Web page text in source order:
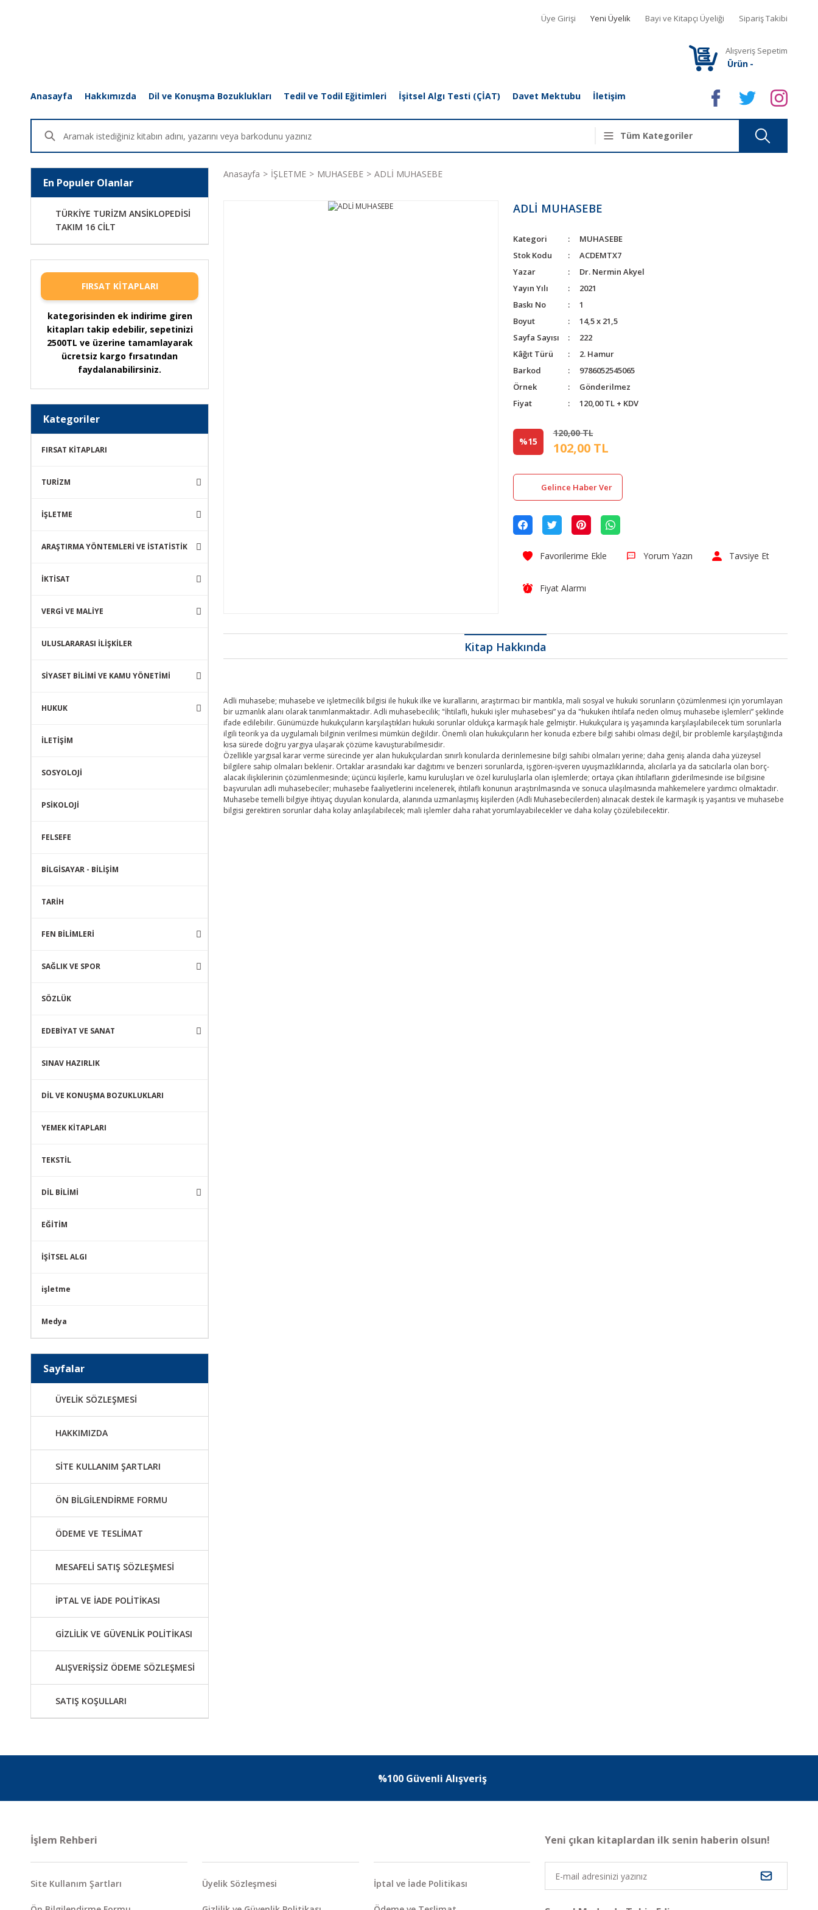
Üye Girişi Yeni Üyelik Bayi ve Kitapçı Üyeliği Sipariş Takibi
Alışveriş Sepetim
Ürün -
Anasayfa Hakkımızda Dil ve Konuşma Bozuklukları Tedil ve Todil Eğitimleri İşitsel Algı Testi (ÇİAT) Davet Mektubu İletişim
En Populer Olanlar
TÜRKİYE TURİZM ANSİKLOPEDİSİ
TAKIM 16 CİLT
FIRSAT KİTAPLARI
kategorisinden ek indirime giren
kitapları takip edebilir, sepetinizi
2500TL ve üzerine tamamlayarak
ücretsiz kargo fırsatından
faydalanabilirsiniz.
Kategoriler
FIRSAT KİTAPLARI
TURİZM
İŞLETME
ARAŞTIRMA YÖNTEMLERİ VE İSTATİSTİK
İKTİSAT
VERGİ VE MALİYE
ULUSLARARASI İLİŞKİLER
SİYASET BİLİMİ VE KAMU YÖNETİMİ
HUKUK
İLETİŞİM
SOSYOLOJİ
PSİKOLOJİ
FELSEFE
BİLGİSAYAR - BİLİŞİM
TARİH
FEN BİLİMLERİ
SAĞLIK VE SPOR
SÖZLÜK
EDEBİYAT VE SANAT
SINAV HAZIRLIK
DİL VE KONUŞMA BOZUKLUKLARI
YEMEK KİTAPLARI
TEKSTİL
DİL BİLİMİ
EĞİTİM
İŞİTSEL ALGI
işletme
Medya
Sayfalar
ÜYELİK SÖZLEŞMESİ
HAKKIMIZDA
SİTE KULLANIM ŞARTLARI
ÖN BİLGİLENDİRME FORMU
ÖDEME VE TESLİMAT
MESAFELİ SATIŞ SÖZLEŞMESİ
İPTAL VE İADE POLİTİKASI
GİZLİLİK VE GÜVENLİK POLİTİKASI
ALIŞVERİŞSİZ ÖDEME SÖZLEŞMESİ
SATIŞ KOŞULLARI
Anasayfa İŞLETME MUHASEBE ADLİ MUHASEBE
ADLİ MUHASEBE
Kategori
MUHASEBE
Stok Kodu
ACDEMTX7
Yazar
Dr. Nermin Akyel
Yayın Yılı
2021
Baskı No
1
Boyut
14,5 x 21,5
Sayfa Sayısı
222
Kâğıt Türü
2. Hamur
Barkod
9786052545065
Örnek
Gönderilmez
Fiyat
120,00 TL + KDV
%15
120,00 TL
102,00 TL
Gelince Haber Ver
Yorum Yazın Tavsiye Et
Fiyat Alarmı
Kitap Hakkında
Adli muhasebe; muhasebe ve işletmecilik bilgisi ile hukuk ilke ve kurallarını, araştırmacı bir mantıkla, mali sosyal ve hukuki sorunların çözümlenmesi için yorumlayan
bir uzmanlık alanı olarak tanımlanmaktadır. Adli muhasebecilik; "İhtilaflı, hukuki işler muhasebesi” ya da "hukuken ihtilafa neden olmuş muhasebe işlemleri” şeklinde
ifade edilebilir. Günümüzde hukukçuların karşılaştıkları hukuki sorunlar oldukça karmaşık hale gelmiştir. Hukukçulara iş yaşamında karşılaşılabilecek tüm sorunlarla
ilgili teorik ya da uygulamalı bilginin verilmesi mümkün değildir. Önemli olan hukukçuların her konuda ezbere bilgi sahibi olması değil, bir problemle karşılaştığında
kısa sürede doğru yargıya ulaşarak çözüme kavuşturabilmesidir.
Özellikle yargısal karar verme sürecinde yer alan hukukçulardan sınırlı konularda derinlemesine bilgi sahibi olmaları yerine; daha geniş alanda daha yüzeysel
bilgilere sahip olmaları beklenir. Ortaklar arasındaki kar dağıtımı ve benzeri sorunlarda, işgören-işveren uyuşmazlıklarında, alıcılarla ya da satıcılarla olan borç-
alacak ilişkilerinin çözümlenmesinde; üçüncü kişilerle, kamu kuruluşları ve özel kuruluşlarla olan işlemlerde; ortaya çıkan ihtilafların giderilmesinde ise bilgisine
başvurulan adli muhasebeciler; muhasebe faaliyetlerini incelenerek, ihtilaflı konunun araştırılmasında ve sonuca ulaşılmasında mahkemelere yardımcı olmaktadır.
Muhasebe temelli bilgiye ihtiyaç duyulan konularda, alanında uzmanlaşmış kişilerden (Adli Muhasebecilerden) alınacak destek ile karmaşık iş yaşantısı ve muhasebe
bilgisi gerektiren sorunlar daha kolay anlaşılabilecek; mali işlemler daha rahat yorumlayabilecekler ve daha kolay çözülebilecektir.
%100 Güvenli Alışveriş
İşlem Rehberi
Site Kullanım Şartları Üyelik Sözleşmesi İptal ve İade Politikası
Yeni çıkan kitaplardan ilk senin haberin olsun!